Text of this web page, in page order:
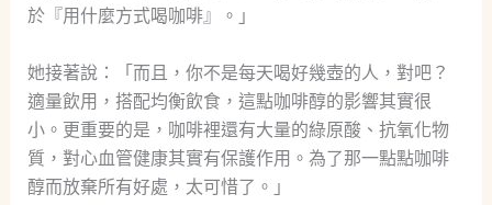
於『用什麼方式喝咖啡』。」
她接著說：「而且，你不是每天喝好幾壺的人，對吧？
適量飲用，搭配均衡飲食，這點咖啡醇的影響其實很
小。更重要的是，咖啡裡還有大量的綠原酸、抗氧化物
質，對心血管健康其實有保護作用。為了那一點點咖啡
醇而放棄所有好處，太可惜了。」